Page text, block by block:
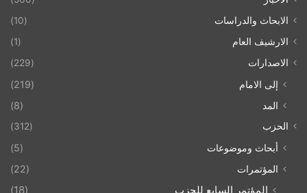
الابحاث والدراسات
(10)
الارشيف العام
(1)
الاصدارات
(229)
إلى الامام
(219)
المد
(8)
الحزب (312)
أبحاث وموضوعات
(5)
المؤتمرات
(22)
المؤتمر السابع للحزب (18)